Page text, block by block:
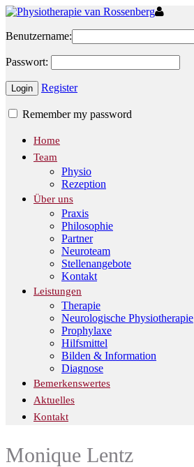
Benutzername:
Passwort:
Register
Remember my password
Home
Team
Physio
Rezeption
Über uns
Praxis
Philosophie
Partner
Neuroteam
Stellenangebote
Kontakt
Leistungen
Therapie
Neurologische Physiotherapie
Prophylaxe
Hilfsmittel
Bilden & Information
Diagnose
Bemerkenswertes
Aktuelles
Kontakt
Monique Lentz